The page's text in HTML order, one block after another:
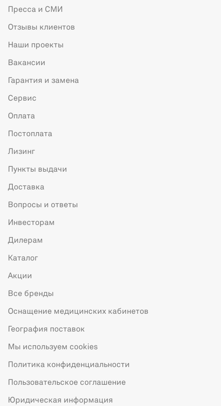
Пресса и СМИ
Отзывы клиентов
Наши проекты
Вакансии
Гарантия и замена
Сервис
Оплата
Постоплата
Лизинг
Пункты выдачи
Доставка
Вопросы и ответы
Инвесторам
Дилерам
Каталог
Акции
Все бренды
Оснащение медицинских кабинетов
География поставок
Мы используем cookies
Политика конфиденциальности
Пользовательское соглашение
Юридическая информация